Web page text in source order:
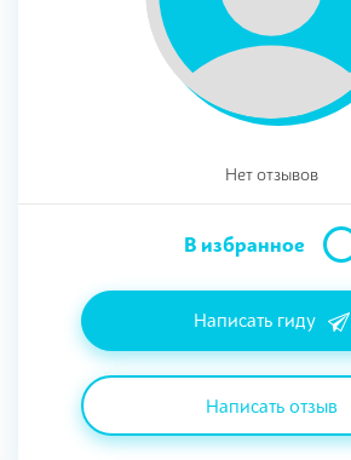
Нет отзывов
В избранное
Написать гиду
Написать отзыв